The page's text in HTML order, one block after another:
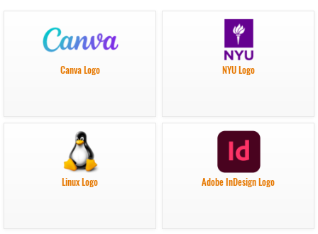
Canva Logo NYU Logo
Linux Logo Adobe InDesign Logo